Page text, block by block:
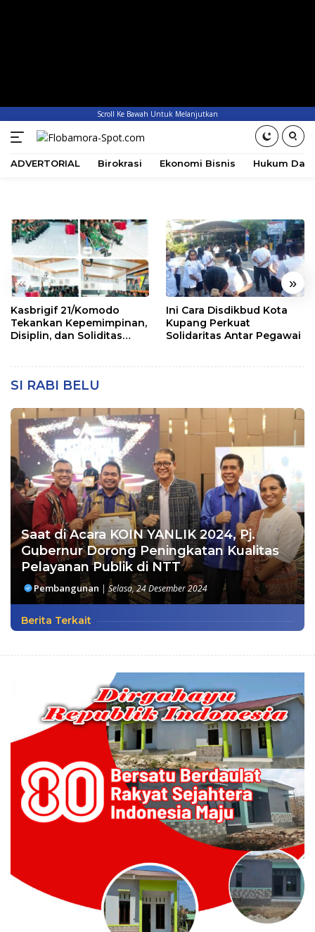
Scroll Ke Bawah Untuk Melanjutkan
ADVERTORIAL Birokrasi Ekonomi Bisnis Hukum
« »
Kasbrigif 21/Komodo
Tekankan Kepemimpinan,
Disiplin, dan Soliditas
Ini Cara Disdikbud Kota
Kupang Perkuat
Solidaritas Antar Pegawai
SI RABI BELU
Saat di Acara KOIN YANLIK 2024, Pj.
Gubernur Dorong Peningkatan Kualitas
Pelayanan Publik di NTT
Pembangunan |Selasa, 24 Desember 2024
Berita Terkait